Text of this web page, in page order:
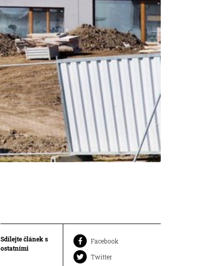
Sdílejte článek s
ostatními
Facebook
Twitter